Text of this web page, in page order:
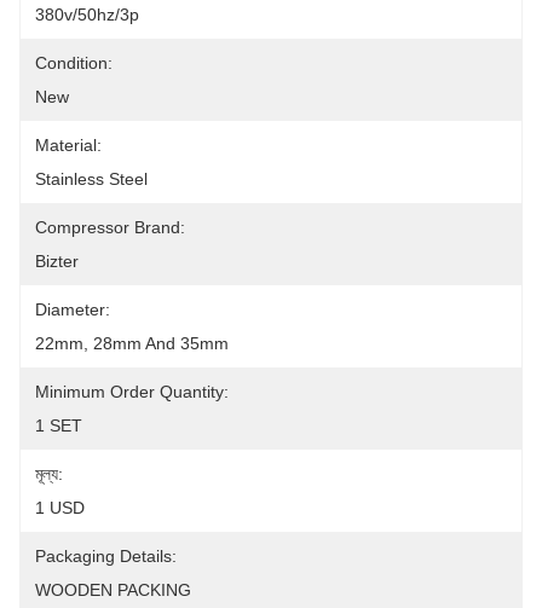
380v/50hz/3p
Condition:
New
Material:
Stainless Steel
Compressor Brand:
Bizter
Diameter:
22mm, 28mm And 35mm
Minimum Order Quantity:
1 SET
মূল্য:
1 USD
Packaging Details:
WOODEN PACKING